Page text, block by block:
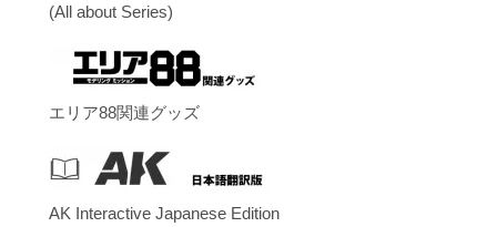
(All about Series)
エリア88関連グッズ
AK Interactive Japanese Edition